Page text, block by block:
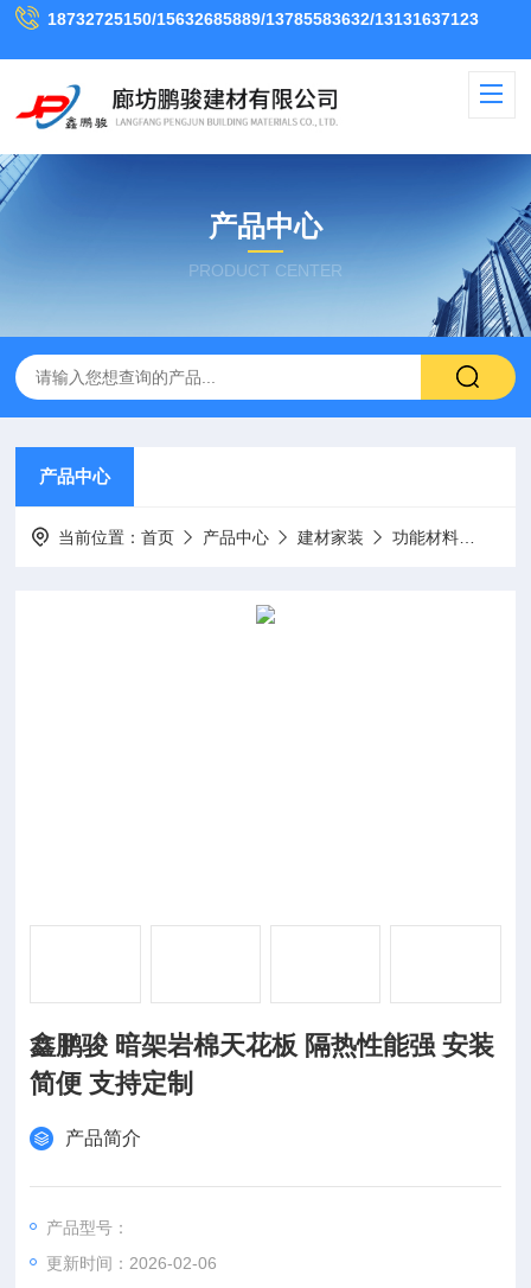
18732725150/15632685889/13785583632/13131637123
产品中心
PRODUCT CENTER
产品中心
当前位置：首页 产品中心 建材家装 功能材料
鑫鹏骏 暗架岩棉天花板 隔热性能强 安装
简便 支持定制
产品简介
产品型号：
更新时间：2026-02-06